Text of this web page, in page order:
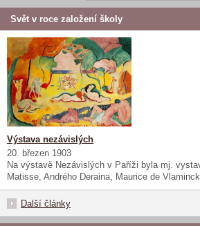
Svět v roce založení školy
Výstava nezávislých
20. březen 1903
Na výstavě Nezávislých v Paříži byla mj.
Matisse, Andrého Deraina, Maurice de
Další články